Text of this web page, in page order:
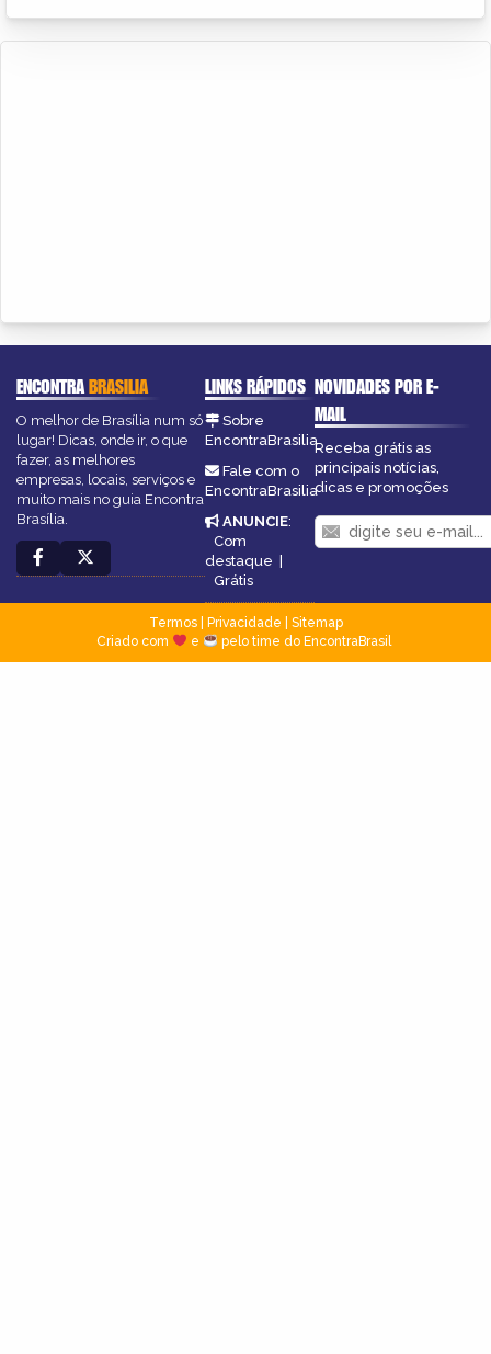
ENCONTRABRASILIA
O melhor de Brasília num só
lugar! Dicas, onde ir, o que
fazer, as melhores
empresas, locais, serviços e
muito mais no guia Encontra
Brasília.
LINKS RÁPIDOS
Sobre
EncontraBrasilia
Fale com o
EncontraBrasilia
ANUNCIE:
Com
destaque |
Grátis
NOVIDADES POR E-
MAIL
Receba grátis as
principais notícias,
dicas e promoções
Termos| Privacidade
Sitemap
Criado com
e pelo time do EncontraBrasil